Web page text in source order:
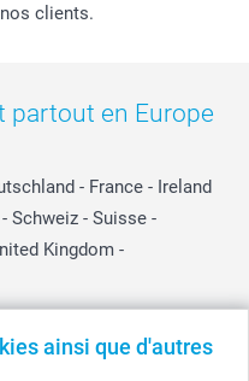
ainsi que d'autres
clients.
en Europe
- France - Ireland
- Schweiz - Suisse -
Kingdom -
et hors frais de port.